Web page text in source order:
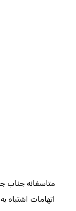
متاسفانه جناب
اتهامات اشتباه